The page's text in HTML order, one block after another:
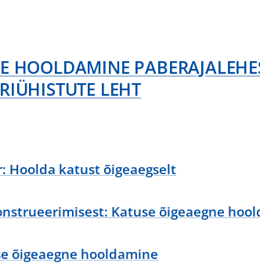
HOOLDAMINE
LEHT
Hoolda katust õigeaegselt
Katuse õigeaegne
õigeaegne hooldamine